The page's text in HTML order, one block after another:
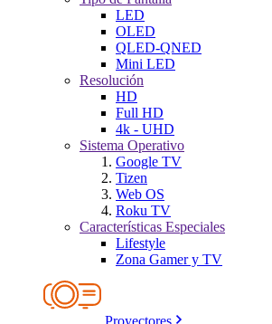
LED
OLED
QLED-QNED
Mini LED
Resolución
HD
Full HD
4k - UHD
Sistema Operativo
Google TV
Tizen
Web OS
Roku TV
Características Especiales
Lifestyle
Zona Gamer y TV
Proyectores